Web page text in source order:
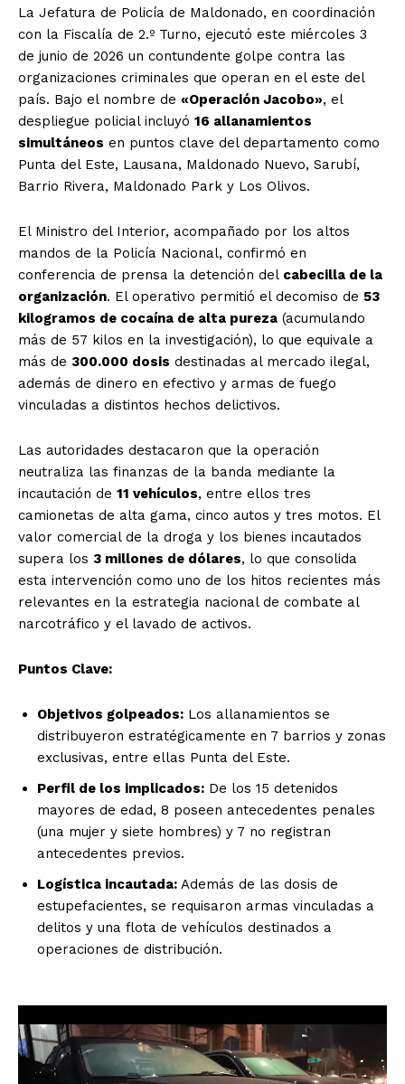
La Jefatura de Policía de Maldonado, en coordinación
con la Fiscalía de 2.º Turno, ejecutó este miércoles 3
de junio de 2026 un contundente golpe contra las
organizaciones criminales que operan en el este del
país. Bajo el nombre de «Operación Jacobo», el
despliegue policial incluyó 16 allanamientos
simultáneos en puntos clave del departamento como
Punta del Este, Lausana, Maldonado Nuevo, Sarubí,
Barrio Rivera, Maldonado Park y Los Olivos.
El Ministro del Interior, acompañado por los altos
mandos de la Policía Nacional, confirmó en
conferencia de prensa la detención del cabecilla de la
organización. El operativo permitió el decomiso de 53
kilogramos de cocaína de alta pureza (acumulando
más de 57 kilos en la investigación), lo que equivale a
más de 300.000 dosis destinadas al mercado ilegal,
además de dinero en efectivo y armas de fuego
vinculadas a distintos hechos delictivos.
Las autoridades destacaron que la operación
neutraliza las finanzas de la banda mediante la
incautación de 11 vehículos, entre ellos tres
camionetas de alta gama, cinco autos y tres motos. El
valor comercial de la droga y los bienes incautados
supera los 3 millones de dólares, lo que consolida
esta intervención como uno de los hitos recientes más
relevantes en la estrategia nacional de combate al
narcotráfico y el lavado de activos.
Puntos Clave:
Objetivos golpeados: Los allanamientos se
distribuyeron estratégicamente en 7 barrios y zonas
exclusivas, entre ellas Punta del Este.
Perfil de los implicados: De los 15 detenidos
mayores de edad, 8 poseen antecedentes penales
(una mujer y siete hombres) y 7 no registran
antecedentes previos.
Logística incautada: Además de las dosis de
estupefacientes, se requisaron armas vinculadas a
delitos y una flota de vehículos destinados a
operaciones de distribución.